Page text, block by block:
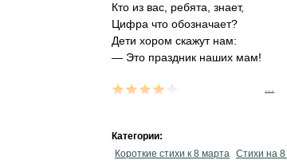
Кто из вас, ребята, знает,
Цифра что обозначает?
Дети хором скажут нам:
— Это праздник наших мам!
Категории:
Короткие стихи к 8 марта Стихи на